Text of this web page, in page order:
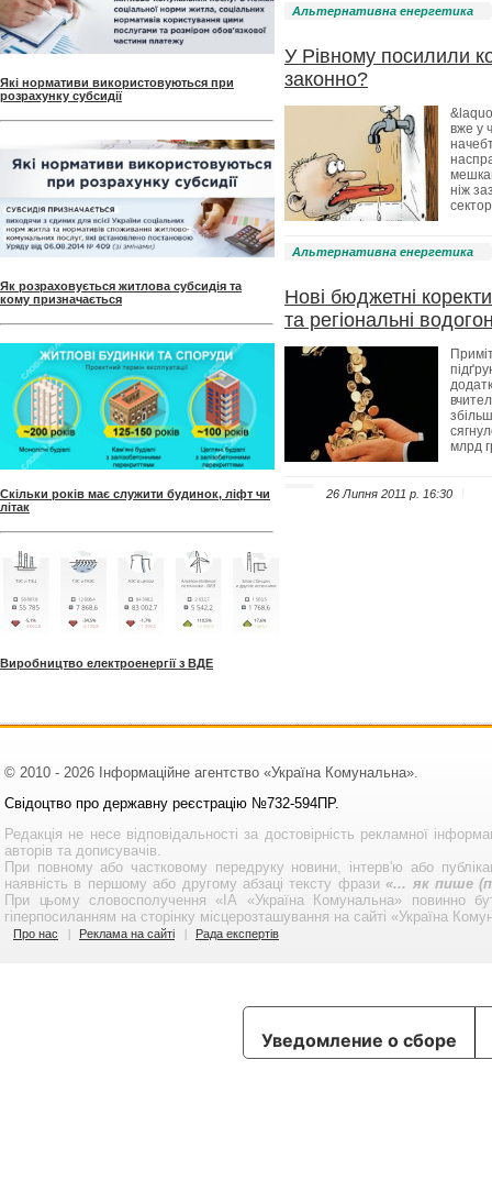
Які нормативи використовуються при
розрахунку субсидії
Як розраховується житлова субсидія та
кому призначається
Скільки років має служити будинок, ліфт чи
літак
Виробництво електроенергії з ВДЕ
Альтернативна енергетика
У Рівному посилили
законно?
вже у
ніж
Альтернативна енергетика
Нові бюджетні
та регіональні
млрд
26 Липня 2011 p. 16:30
© 2010 - 2026 Інформаційне агентство «Україна Комунальна».
Свідоцтво про державну реєстрацію №732-594ПР.
Редакція не несе відповідальності за достовірність рекламної
авторів та дописувачів.
При повному або частковому передруку новини, інтерв'ю або
наявність в першому або другому абзаці тексту фрази«... як пише
При цьому словосполучення «ІА «Україна Комунальна» повинно
гіперпосиланням на сторінку місцерозташування на сайті «Україна
Про нас Реклама на сайті Рада експертів
Уведомление о сборе